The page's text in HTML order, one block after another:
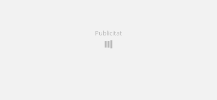
Publicitat